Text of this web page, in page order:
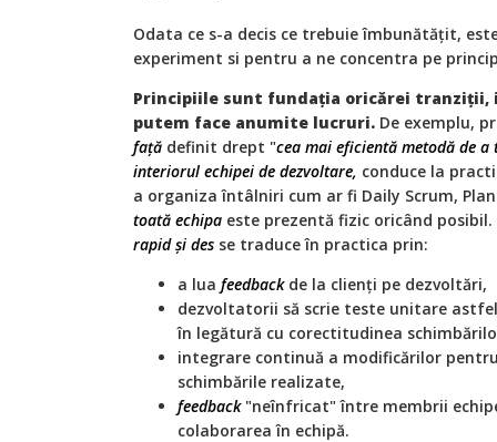
Odata ce s-a decis ce trebuie îmbunătățit,
experiment si pentru a ne concentra pe
Principiile sunt fundația oricărei tranziții,
putem face anumite lucruri. De exemplu,
față definit drept "cea mai eficientă metodă de
interiorul echipei de dezvoltare, conduce la
a organiza întâlniri cum ar fi Daily Scrum,
toată echipa este prezentă fizic oricând
rapid și des se traduce în practica prin:
a lua feedbackde la clienți pe dezvoltări,
dezvoltatorii să scrie teste unitare
în legătură cu corectitudinea
integrare continuă a modificărilor
schimbările realizate,
feedback"neînfricat" între membrii
colaborarea în echipă.